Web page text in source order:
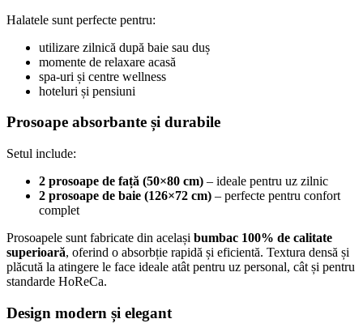
Halatele sunt perfecte pentru:
utilizare zilnică după baie sau duș
momente de relaxare acasă
spa-uri și centre wellness
hoteluri și pensiuni
Prosoape absorbante și durabile
Setul include:
2 prosoape de față (50×80 cm) – ideale pentru uz zilnic
2 prosoape de baie (126×72 cm) – perfecte pentru confort
complet
Prosoapele sunt fabricate din același bumbac 100% de calitate
superioară, oferind o absorbție rapidă și eficientă. Textura densă și
plăcută la atingere le face ideale atât pentru uz personal, cât și pentru
standarde HoReCa.
Design modern și elegant